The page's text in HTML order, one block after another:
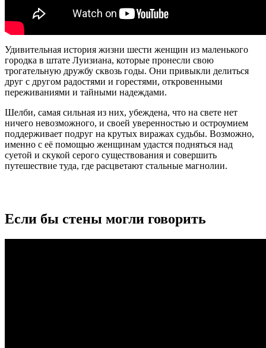
Удивительная история жизни шести женщин из маленького
городка в штате Луизиана, которые пронесли свою
трогательную дружбу сквозь годы. Они привыкли делиться
друг с другом радостями и горестями, откровенными
переживаниями и тайными надеждами.
Шелби, самая сильная из них, убеждена, что на свете нет
ничего невозможного, и своей уверенностью и остроумием
поддерживает подруг на крутых виражах судьбы. Возможно,
именно с её помощью женщинам удастся подняться над
суетой и скукой серого существования и совершить
путешествие туда, где расцветают стальные магнолии.
Если бы стены могли говорить